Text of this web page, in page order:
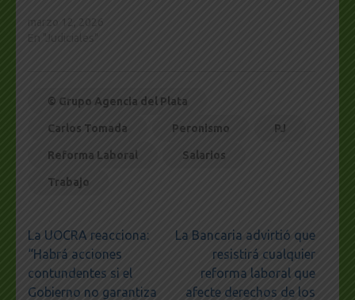
© Grupo Agencia del Plata
Carlos Tomada Peronismo PJ
Reforma Laboral Salarios
Trabajo
Navegación
de
entradas
La UOCRA reacciona:
“Habrá acciones
contundentes si el
Gobierno no garantiza
La Bancaria advirtió que
resistirá cualquier
reforma laboral que
afecte derechos de los